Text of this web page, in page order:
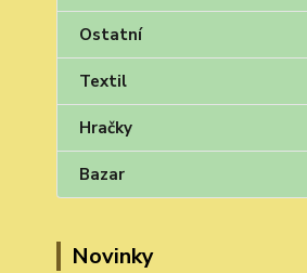
Ostatní
Textil
Hračky
Bazar
Novinky